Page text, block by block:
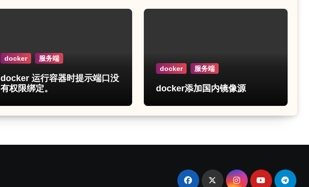
docker 服务端
docker 运行容器时提示端口没
有权限绑定。
docker 服务端
docker添加国内镜像源